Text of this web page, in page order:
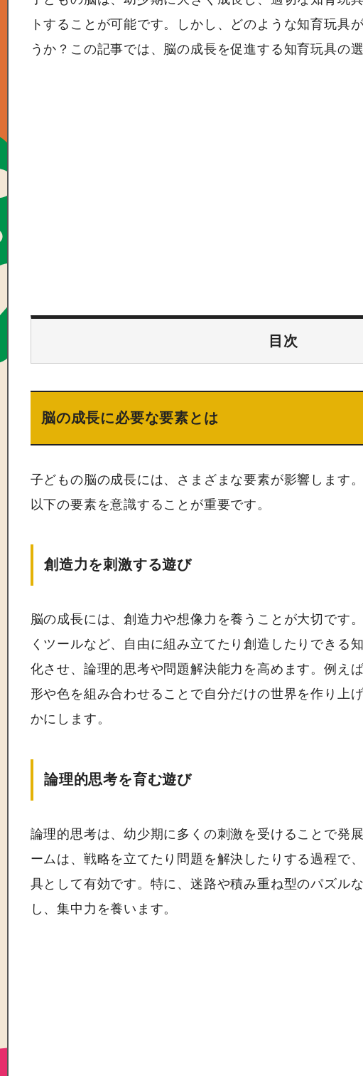
トすることが可能です。しかし、どのような知育玩具
うか？この記事では、脳の成長を促進する知育玩具の
目次
脳の成長に必要な要素とは
子どもの脳の成長には、さまざまな要素が影響します
以下の要素を意識することが重要です。
創造力を刺激する遊び
脳の成長には、創造力や想像力を養うことが大切です
くツールなど、自由に組み立てたり創造したりできる
化させ、論理的思考や問題解決能力を高めます。例え
形や色を組み合わせることで自分だけの世界を作り上
かにします。
論理的思考を育む遊び
論理的思考は、幼少期に多くの刺激を受けることで発
ームは、戦略を立てたり問題を解決したりする過程で
具として有効です。特に、迷路や積み重ね型のパズル
し、集中力を養います。